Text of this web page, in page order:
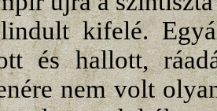
kifelé.
és hallott,
nem volt